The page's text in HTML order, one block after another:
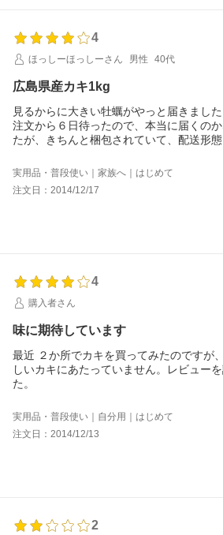
4
ほっしーほっしーさん
男性 40代
広島県産カキ1kg
見るからに大きい牡蠣がやっと届きました
注文から６日待ったので、本当に届くの
たが、きちんと梱包されていて、配送形態
食べるのはこれからですが、少しずつ解凍
みに活用したいと思います。
実用品・普段使い｜家族へ｜はじめて
注文日：2014/12/17
4
購入者さん
味に期待しています
最近 ２か所でカキを買ってみたのですが
しいカキにあたっていません。レビュー
た。
実用品・普段使い｜自分用｜はじめて
注文日：2014/12/13
2